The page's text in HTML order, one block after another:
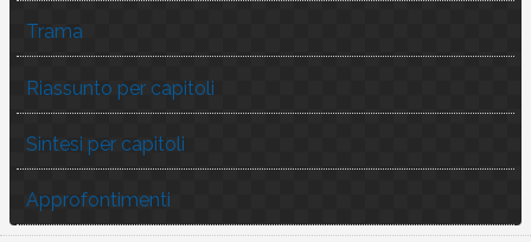
Trama
Riassunto per capitoli
Sintesi per capitoli
Approfontimenti